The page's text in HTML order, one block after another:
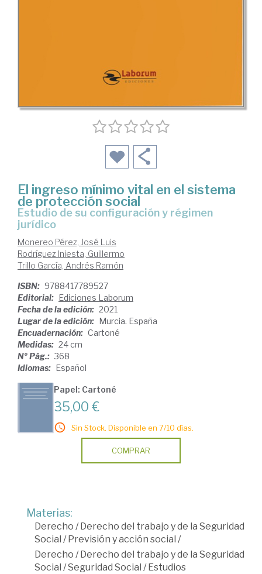
El ingreso mínimo vital en el sistema
de protección social
estudio de su configuración y régimen
jurídico
Monereo Pérez, José Luis
Rodríguez Iniesta, Guillermo
Trillo García, Andrés Ramón
ISBN: 9788417789527
Editorial: Ediciones Laborum
Fecha de la edición: 2021
Lugar de la edición: Murcia. España
Encuadernación: Cartoné
Medidas: 24 cm
Nº Pág.: 368
Idiomas: Español
Papel: Cartoné
35,00 €
Sin Stock. Disponible en 7/10 días.
COMPRAR
Materias:
Derecho / Derecho del trabajo y de la Seguridad
Social / Previsión y acción social /
Derecho / Derecho del trabajo y de la Seguridad
Social /Seguridad Social / Estudios